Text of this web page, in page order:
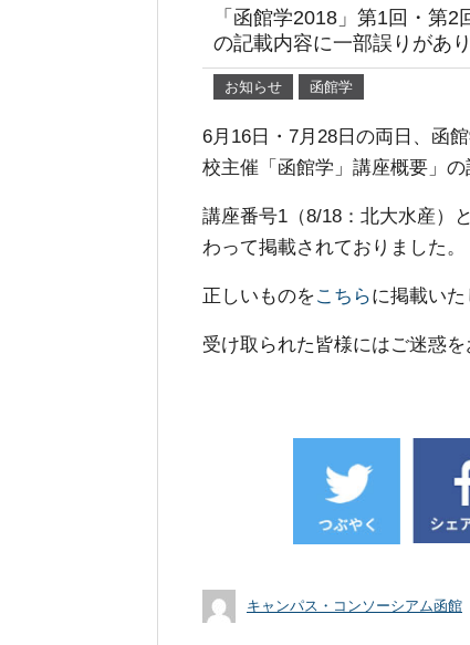
「函館学2018」第1回・第
の記載内容に一部誤りがあり
お知らせ 函館学
6月16日・7月28日の両日、函
校主催「函館学」講座概要」
講座番号1（8/18：北大水産）
わって掲載されておりました。
正しいものをこちらに掲載いた
受け取られた皆様にはご迷惑
キャンパス・コンソーシアム函館